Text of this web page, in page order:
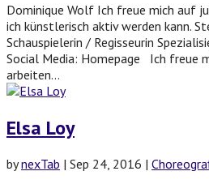
Dominique Wolf Ich freue mich auf
ich künstlerisch aktiv werden kann.
Schauspielerin / Regisseurin
Social Media: Homepage Ich freue
arbeiten...
Elsa Loy
bynexTab | Sep 24, 2016 |